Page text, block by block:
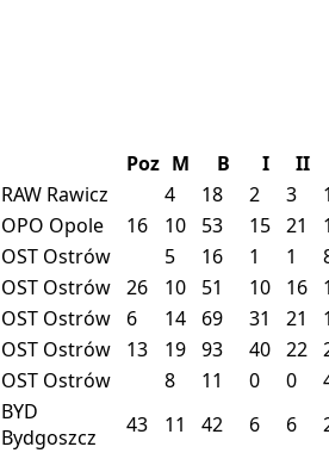
Poz M B I II
RAW Rawicz 4 18 2 3
OPO Opole 16 10 53 15 21
OST Ostrów 5 16 1 1
OST Ostrów 26 10 51 10 16
OST Ostrów 6 14 69 31 21
OST Ostrów 13 19 93 40 22
OST Ostrów 8 11 0 0
BYD
Bydgoszcz
43 11 42 6 6